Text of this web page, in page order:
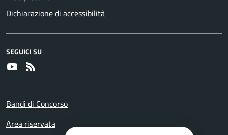
Dichiarazione di accessibilità
SEGUICI SU
Youtube
Bandi di Concorso
Area riservata